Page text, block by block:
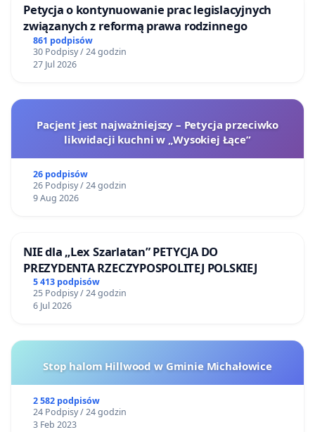
Petycja o kontynuowanie prac legislacyjnych
związanych z reformą prawa rodzinnego
861 podpisów
30 Podpisy / 24 godzin
27 Jul 2026
Pacjent jest najważniejszy – Petycja przeciwko
likwidacji kuchni w „Wysokiej Łące”
26 podpisów
26 Podpisy / 24 godzin
9 Aug 2026
NIE dla „Lex Szarlatan” PETYCJA DO
PREZYDENTA RZECZYPOSPOLITEJ POLSKIEJ
5 413 podpisów
25 Podpisy / 24 godzin
6 Jul 2026
Stop halom Hillwood w Gminie Michałowice
2 582 podpisów
24 Podpisy / 24 godzin
3 Feb 2023